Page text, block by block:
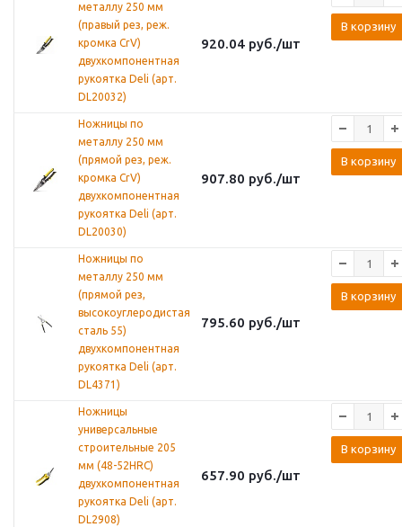
металлу 250 мм
(правый рез, реж.
кромка CrV)
двухкомпонентная
рукоятка Deli (арт.
DL20032)
920.04 руб./шт
В корзину
Ножницы по
металлу 250 мм
(прямой рез, реж.
кромка CrV)
двухкомпонентная
рукоятка Deli (арт.
DL20030)
907.80 руб./шт
В корзину
Ножницы по
металлу 250 мм
(прямой рез,
высокоуглеродистая
сталь 55)
двухкомпонентная
рукоятка Deli (арт.
DL4371)
795.60 руб./шт
В корзину
Ножницы
универсальные
строительные 205
мм (48-52HRC)
двухкомпонентная
рукоятка Deli (арт.
DL2908)
657.90 руб./шт
В корзину